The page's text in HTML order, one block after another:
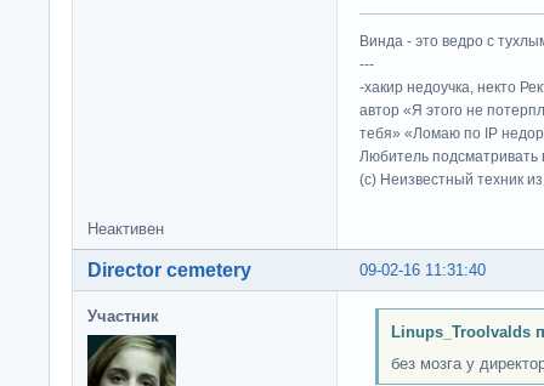
Винда - это ведро с
---
-хакир недоучка, некто
автор «Я этого не
тебя» «Ломаю по IP
Любитель подсматривать
(c) Неизвестный техник
Неактивен
09-02-16 11:31:40
Director cemetery
Участник
Linups_Troolvalds
без мозга у